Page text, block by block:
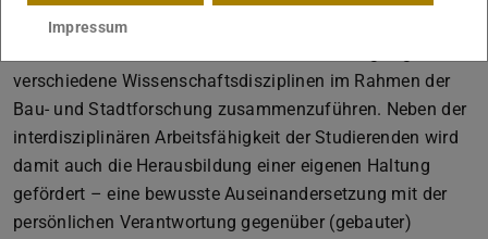
Reflektion und kultureller Transformation ist der
verschiedene Wissenschaftsdisziplinen im Rahmen der
Bau- und Stadtforschung zusammenzuführen. Neben der
interdisziplinären Arbeitsfähigkeit der Studierenden wird
damit auch die Herausbildung einer eigenen Haltung
gefördert – eine bewusste Auseinandersetzung mit der
persönlichen Verantwortung gegenüber (gebauter)
Impressum